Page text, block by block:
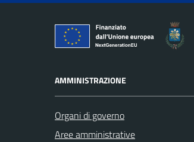
AMMINISTRAZIONE
Organi di governo
Aree amministrative